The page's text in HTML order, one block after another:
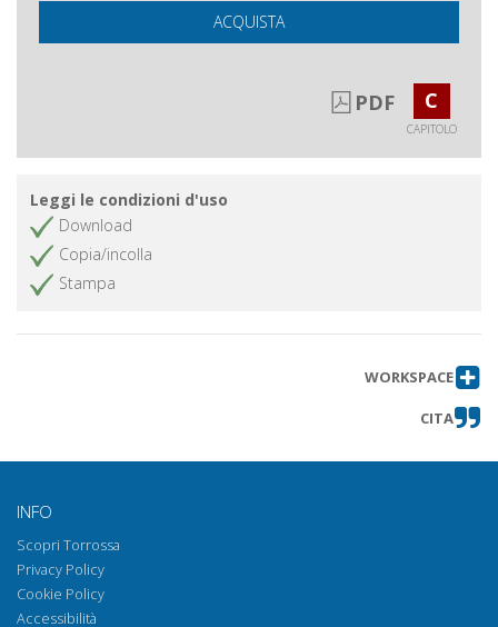
ACQUISTA
PDF C
CAPITOLO
Leggi le condizioni d'uso
Download
Copia/incolla
Stampa
WORKSPACE
CITA
INFO
Scopri Torrossa
Privacy Policy
Cookie Policy
Accessibilità